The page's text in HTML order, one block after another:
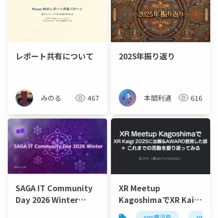
レポート共有について
みのる 467
2025年振り返り
本間利通 616
SAGA IT Community
Day 2026 Winter
XR Meetup
KagoshimaでXR Kaigi
2025に出展&AWARD受